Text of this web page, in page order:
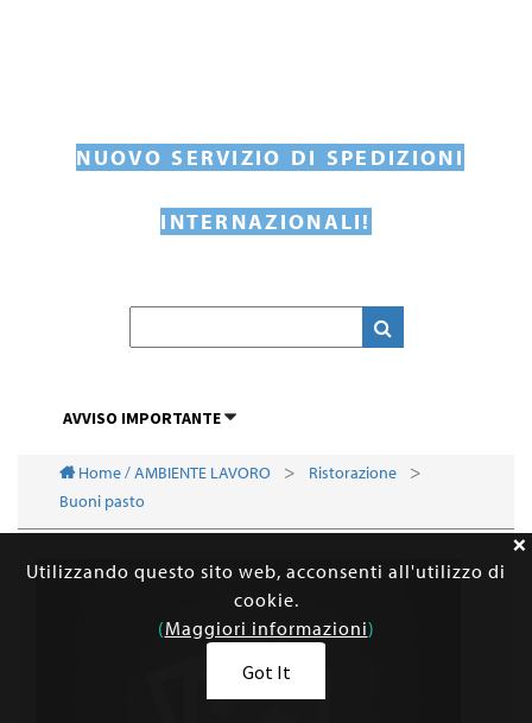
NUOVO SERVIZIO DI SPEDIZIONI
INTERNAZIONALI!
AVVISO IMPORTANTE
Home / AMBIENTE LAVORO
Ristorazione
Buoni pasto
Utilizzando questo sito web, acconsenti all'utilizzo di
cookie.
(Maggiori informazioni)
Got It